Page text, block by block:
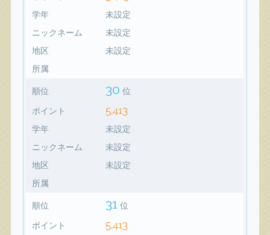
学年
未設定
ニックネーム
未設定
地区
未設定
所属
順位 30 位
ポイント 5,413
学年
未設定
ニックネーム
未設定
地区
未設定
所属
順位 31 位
ポイント 5,413